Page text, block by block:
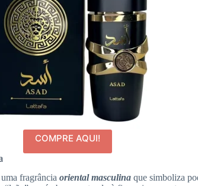
COMPRE AQUI!
fragrância oriental masculina que simboliza